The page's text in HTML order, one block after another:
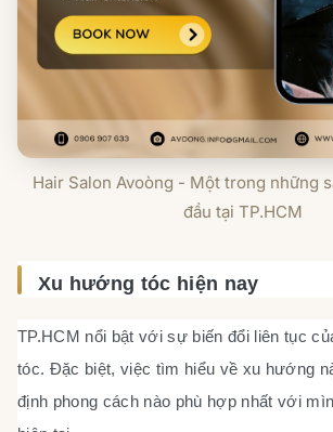
Hair Salon Avoòng - Một trong những
đầu tại TP.HCM
Xu hướng tóc hiện nay
TP.HCM nổi bật với sự biến đổi liên tục
tóc. Đặc biệt, việc tìm hiểu về xu hướng
định phong cách nào phù hợp nhất với